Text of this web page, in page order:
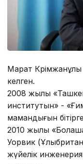
Марат
келген.
2008 жылы
институтын» -
мамандығын
2010 жылы
Уорвик
жүйелік